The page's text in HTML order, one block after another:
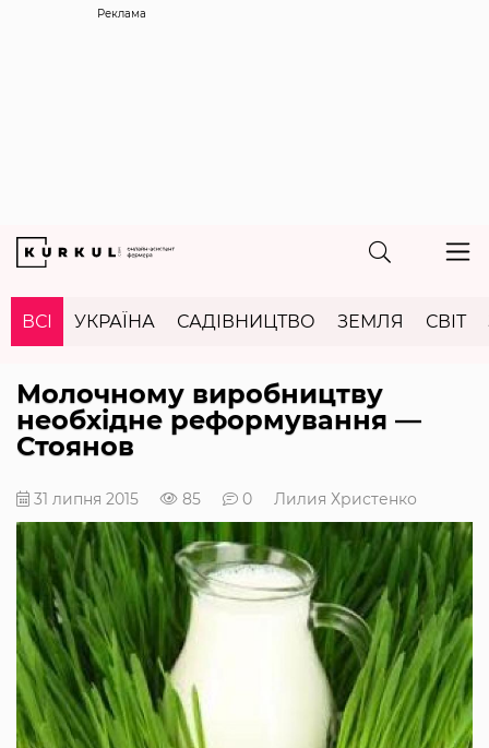
Реклама
ВСІ УКРАЇНА САДІВНИЦТВО ЗЕМЛЯ СВІТ
Молочному виробництву
необхідне реформування —
Стоянов
31 липня 2015 85 0 Лилия Христенко